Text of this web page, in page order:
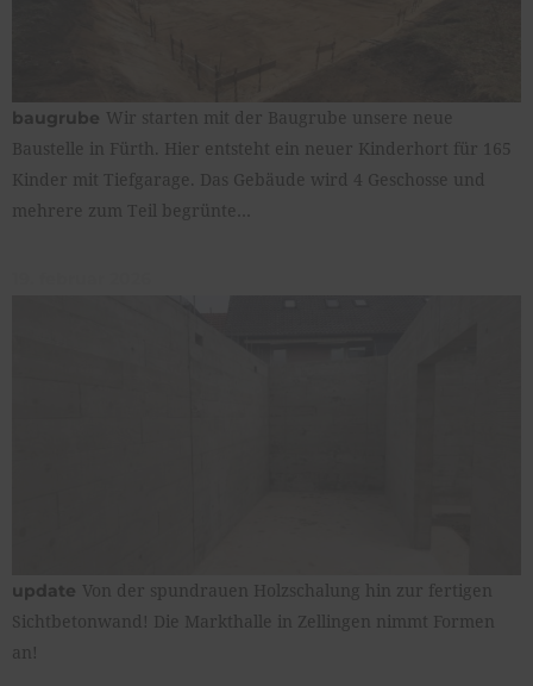
baugrube Wir starten mit der Baugrube unsere neue
Baustelle in Fürth. Hier entsteht ein neuer Kinderhort für 165
Kinder mit Tiefgarage. Das Gebäude wird 4 Geschosse und
mehrere zum Teil begrünte…
update Von der spundrauen Holzschalung hin zur fertigen
Sichtbetonwand! Die Markthalle in Zellingen nimmt Formen
an!